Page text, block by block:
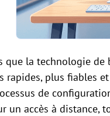
que la technologie
rapides, plus fiables
de
un accès à distance,